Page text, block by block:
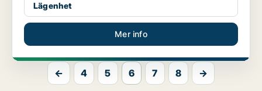
Lägenhet
Mer info
← 4 5 6 7 8 →